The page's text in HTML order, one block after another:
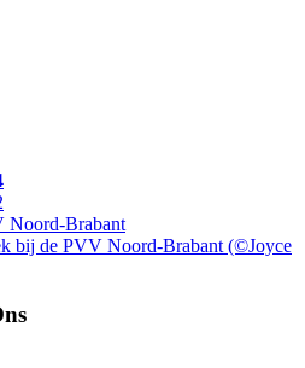
Noord-Brabant
bij de PVV Noord-Brabant (©Joyce